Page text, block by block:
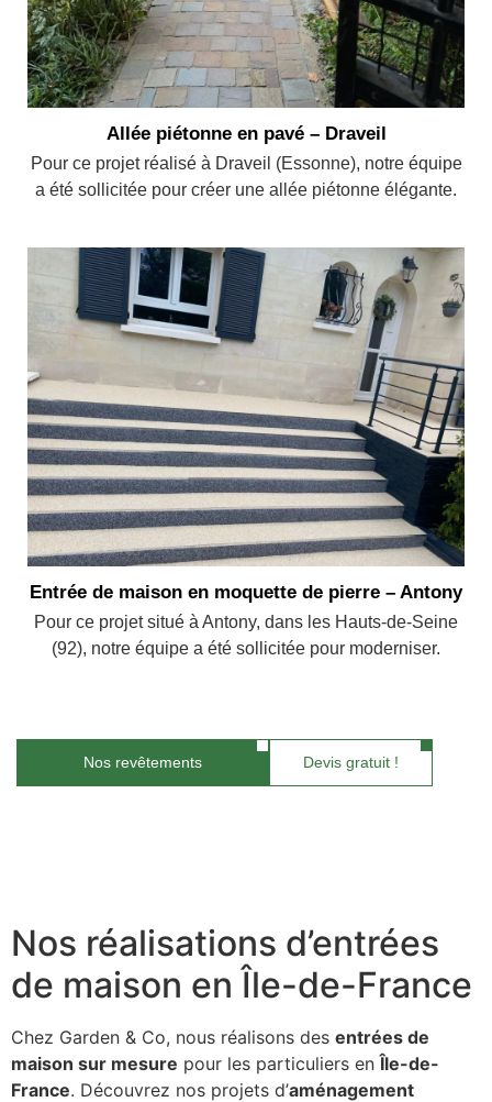
Allée piétonne en pavé – Draveil
Pour ce projet réalisé à Draveil (Essonne), notre équipe
a été sollicitée pour créer une allée piétonne élégante.
Entrée de maison en moquette de pierre – Antony
Pour ce projet situé à Antony, dans les Hauts-de-Seine
(92), notre équipe a été sollicitée pour moderniser.
Nos revêtements Devis gratuit !
Nos réalisations d’entrées
de maison en Île-de-France
Chez Garden & Co, nous réalisons des entrées de
maison sur mesure pour les particuliers enÎle-de-
France. Découvrez nos projets d’aménagement